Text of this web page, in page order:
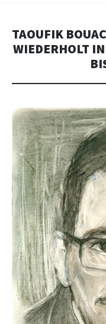
TAOUFIK
WIEDERHOLT